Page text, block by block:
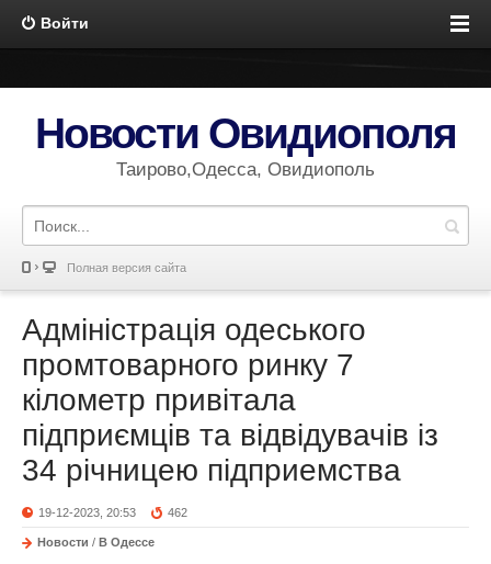
Войти
Новости Овидиополя
Таирово,Одесса, Овидиополь
Полная версия сайта
Адміністрація одеського
промтоварного ринку 7
кілометр привітала
підприємців та відвідувачів із
34 річницею підприемства
19-12-2023, 20:53 462
Новости / В Одессе